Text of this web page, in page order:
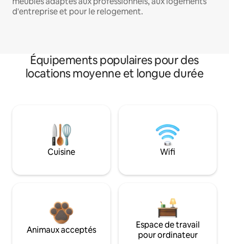
d'entreprise et pour le relogement.
Équipements populaires pour des
locations moyenne et longue durée
Cuisine Wifi
Animaux acceptés
Espace de travail
pour ordinateur